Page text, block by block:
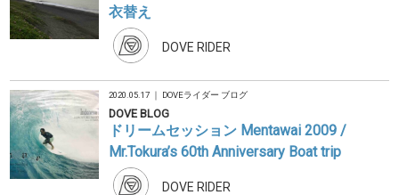
衣替え
DOVE RIDER
2020.05.17 ｜ DOVEライダー ブログ
DOVE BLOG
ドリームセッション Mentawai 2009 /
Mr.Tokura’s 60th Anniversary Boat trip
DOVE RIDER